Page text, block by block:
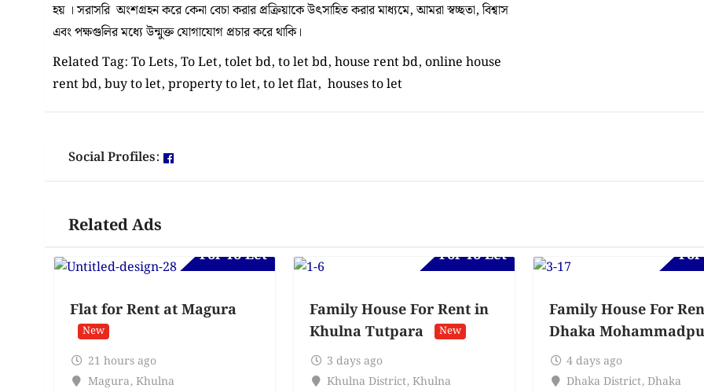
হয় । সরাসরি অংশগ্রহন করে কেনা বেচা করার প্রক্রিয়াকে উৎসাহিত করার মাধ্যমে, আমরা স্বচ্ছতা, বিশ্বাস
এবং পক্ষগুলির মধ্যে উন্মুক্ত যোগাযোগ প্রচার করে থাকি।
Related Tag: To Lets, To Let, tolet bd, to let bd, house rent bd, online house
rent bd, buy to let, property to let, to let flat, houses to let
Social Profiles:
Related Ads
For To-Let
Flat for Rent at Magura
New
21 hours ago
Magura, Khulna
For To-Let
Family House For Rent in
Khulna Tutpara
New
3 days ago
Khulna District, Khulna
Family House For
Dhaka
4 days ago
Dhaka District, Dhaka